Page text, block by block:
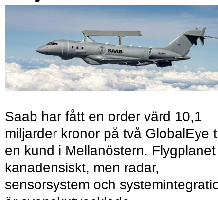
Saab har fått en order värd 10,1
miljarder kronor på två GlobalEye
en kund i Mellanöstern.
kanadensiskt, men radar,
sensorsystem och